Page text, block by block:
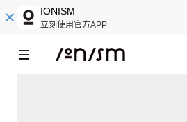
IONISM
立刻使用官方APP